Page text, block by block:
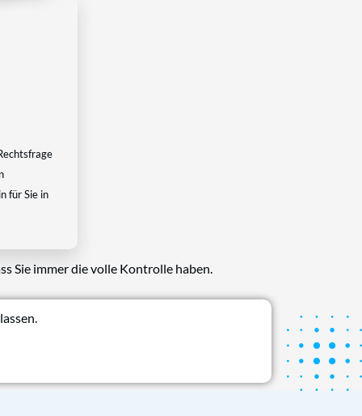
für Sie in
Sie immer die volle Kontrolle haben.